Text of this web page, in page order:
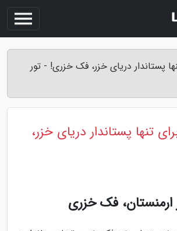
پستاندار دریای خزر، فک خزری! - تور
تنها پستاندار دریای خزر،
ارمنستان، فک خزری